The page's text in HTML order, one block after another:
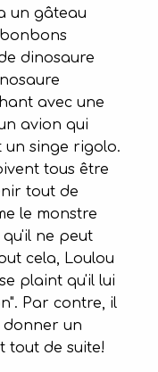
un gâteau
dinosaure
avec une
avion qui
singe rigolo.
tous être
tout de
le monstre
ne peut
cela, Loulou
plaint qu'il lui
Par contre, il
un
tout de suite!